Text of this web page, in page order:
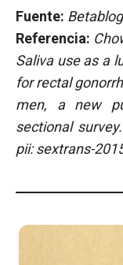
Fuente:
Referencia:
Saliva use as a
for rectal
men, a new
sectional
pii: sextrans-